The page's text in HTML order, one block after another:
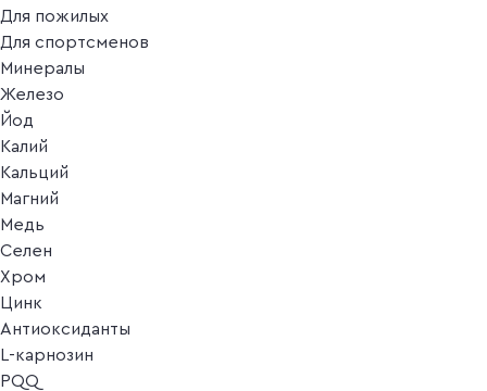
Для пожилых
Для спортсменов
Минералы
Железо
Йод
Калий
Кальций
Магний
Медь
Селен
Хром
Цинк
Антиоксиданты
L-карнозин
PQQ